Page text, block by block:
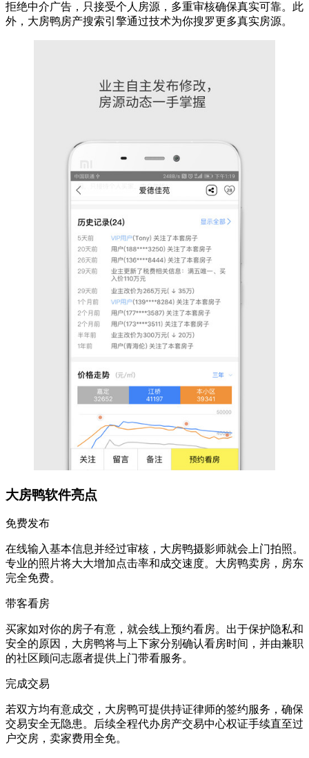
拒绝中介广告，只接受个人房源，多重审核确保真实可靠。此
外，大房鸭房产搜索引擎通过技术为你搜罗更多真实房源。
大房鸭软件亮点
免费发布
在线输入基本信息并经过审核，大房鸭摄影师就会上门拍照。
专业的照片将大大增加点击率和成交速度。大房鸭卖房，房东
完全免费。
带客看房
买家如对你的房子有意，就会线上预约看房。出于保护隐私和
安全的原因，大房鸭将与上下家分别确认看房时间，并由兼职
的社区顾问志愿者提供上门带看服务。
完成交易
若双方均有意成交，大房鸭可提供持证律师的签约服务，确保
交易安全无隐患。后续全程代办房产交易中心权证手续直至过
户交房，卖家费用全免。